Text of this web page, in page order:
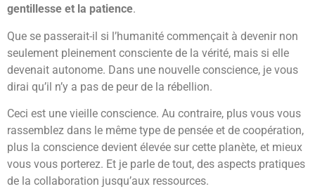
gentillesse et la patience.
Que se passerait-il si l’humanité commençait à devenir non
seulement pleinement consciente de la vérité, mais si elle
devenait autonome. Dans une nouvelle conscience, je vous
dirai qu’il n’y a pas de peur de la rébellion.
Ceci est une vieille conscience. Au contraire, plus vous vous
rassemblez dans le même type de pensée et de coopération,
plus la conscience devient élevée sur cette planète, et mieux
vous vous porterez. Et je parle de tout, des aspects pratiques
de la collaboration jusqu’aux ressources.